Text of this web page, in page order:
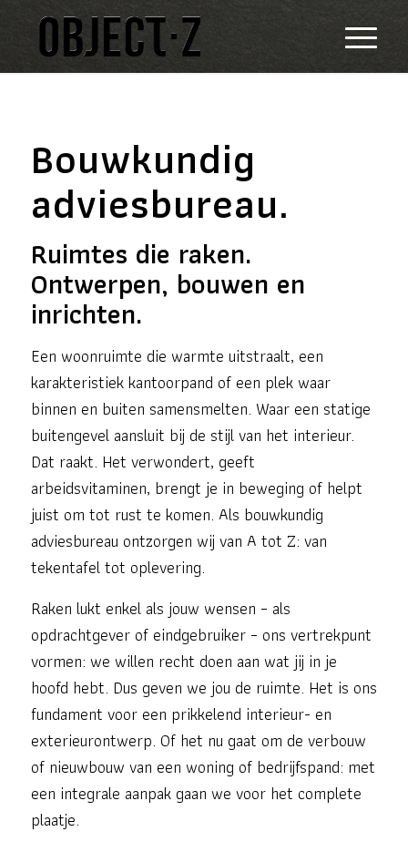
Bouwkundig
adviesbureau.
Ruimtes die raken.
Ontwerpen, bouwen en
inrichten.
Een woonruimte die warmte uitstraalt, een
karakteristiek kantoorpand of een plek waar
binnen en buiten samensmelten. Waar een statige
buitengevel aansluit bij de stijl van het interieur.
Dat raakt. Het verwondert, geeft
arbeidsvitaminen, brengt je in beweging of helpt
juist om tot rust te komen. Als bouwkundig
adviesbureau ontzorgen wij van A tot Z: van
tekentafel tot oplevering.
Raken lukt enkel als jouw wensen – als
opdrachtgever of eindgebruiker – ons vertrekpunt
vormen: we willen recht doen aan wat jij in je
hoofd hebt. Dus geven we jou de ruimte. Het is ons
fundament voor een prikkelend interieur- en
exterieurontwerp. Of het nu gaat om de verbouw
of nieuwbouw van een woning of bedrijfspand: met
een integrale aanpak gaan we voor het complete
plaatje.